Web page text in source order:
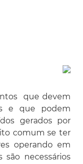
que devem
e que podem
gerados por
comum se ter
operando em
são necessários